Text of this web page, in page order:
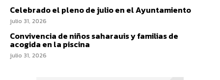
Celebrado el pleno de julio en el Ayuntamiento
julio 31, 2026
Convivencia de niños saharauis y familias de
acogida en la piscina
julio 31, 2026